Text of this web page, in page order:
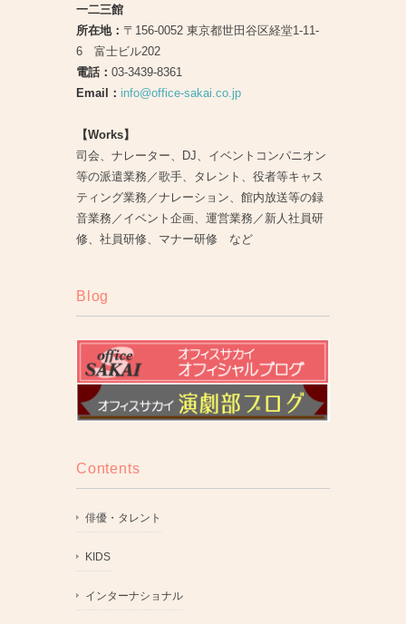
一二三館
所在地： 〒156-0052 東京都世田谷区経堂1-11-
6 富士ビル202
電話： 03-3439-8361
Email： info@office-sakai.co.jp
【Works】
司会、ナレーター、DJ、イベントコンパニオン
等の派遣業務／歌手、タレント、役者等キャス
ティング業務／ナレーション、館内放送等の録
音業務／イベント企画、運営業務／新人社員研
修、社員研修、マナー研修 など
Blog
Contents
俳優・タレント
KIDS
インターナショナル